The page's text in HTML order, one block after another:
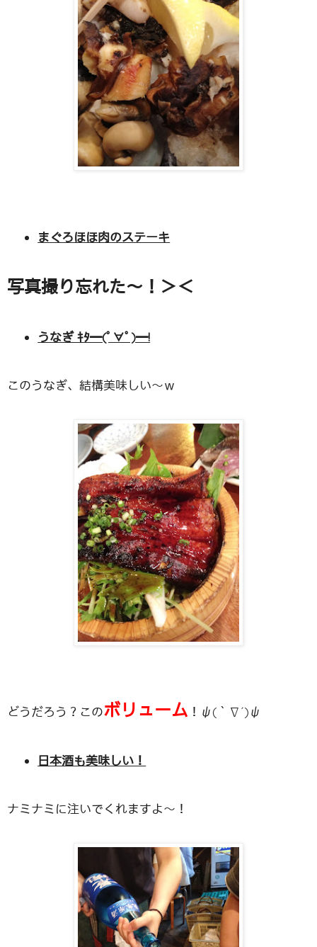
まぐろほほ肉のステーキ
写真撮り忘れた〜！＞＜
うなぎ ｷﾀ━(ﾟ∀ﾟ)━!
このうなぎ、結構美味しい〜ｗ
どうだろう？このボリューム ！ψ(｀∇´)ψ
日本酒も美味しい！
ナミナミに注いでくれますよ〜！